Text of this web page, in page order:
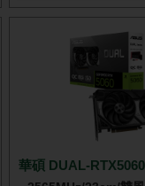
華碩 DUAL-